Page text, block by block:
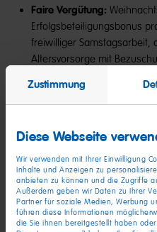
Zustimmung
Diese Webseite
Wir verwenden mit Ihrer Einwilligung
Inhalte und Anzeigen zu
anbieten zu können und die Zugriffe
Außerdem geben wir Daten zu Ihrer
Partner für soziale Medien, Werbung
führen diese Informationen
die Sie ihnen bereitgestellt haben
Faire Vergütung:
Erfolgsbeteiligungsbonus
freiwilliger Samstagsarbeit,
Altersvorsorge mit
Sports Club,
Weiterbildung:Persönliche
Seminare, E-Learnings,
24/7-Unterstützung:
dem pme Familienservice,